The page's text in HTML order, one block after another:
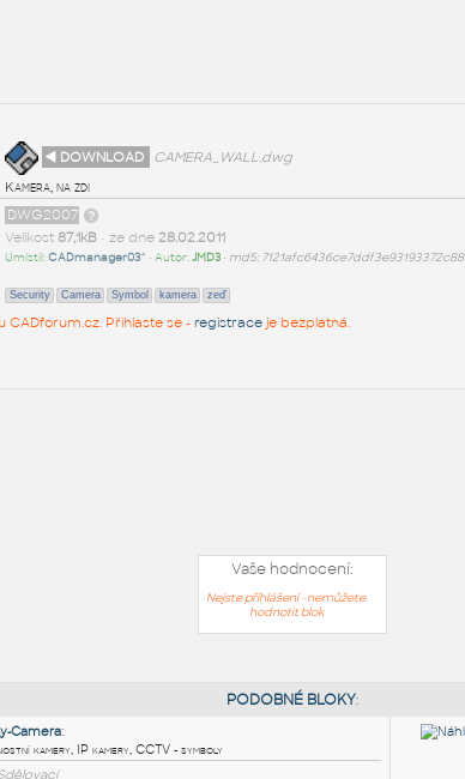
◄ DOWNLOAD
CAMERA_WALL.dwg
Kamera, na zdi
DWG2007
Velikost 87,1kB• ze dne 28.02.2011
Umístil:CADmanager03^ • Autor:JMD3• md5:
Security Camera Symbol kamera zeď
CADforum.cz. Přihlaste se - registraceje bezplatná.
Vaše hodnocení:
Nejste přihlášeni - nemůžete
hodnotit blok